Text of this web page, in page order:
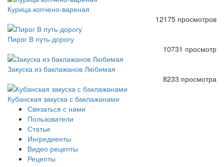
Курица копчено-вареная
12175 просмотров
Пирог В путь-дорогу
10731 просмотр
Закуска из баклажанов Любимая
8233 просмотра
Кубанская закуска с баклажанами
Связаться с нами
Пользователи
Статьи
Ингредиенты
Видео рецепты
Рецепты